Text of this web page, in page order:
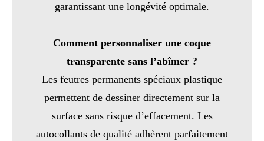
garantissant une longévité optimale.
Comment personnaliser une coque
transparente sans l’abîmer ?
Les feutres permanents spéciaux plastique
permettent de dessiner directement sur la
surface sans risque d’effacement. Les
autocollants de qualité adhèrent parfaitement